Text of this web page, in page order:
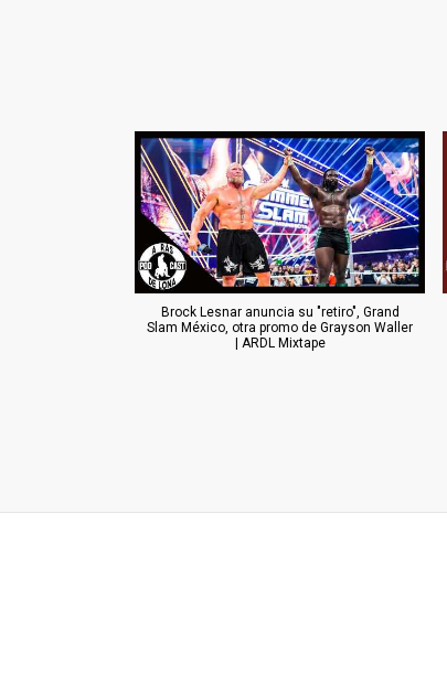
Brock Lesnar anuncia su "retiro", Grand
Slam México, otra promo de Grayson Waller
| ARDL Mixtape